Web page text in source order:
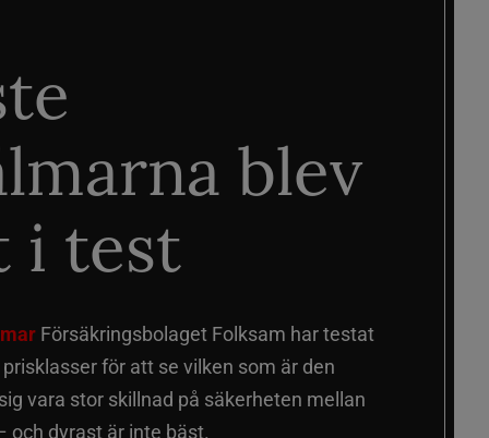
blev
i test
Försäkringsbolaget Folksam har testat
för att se vilken som är den
vara stor skillnad på säkerheten mellan
och dyrast är inte bäst.